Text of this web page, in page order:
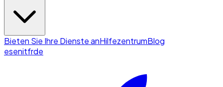
Bieten Sie Ihre Dienste anHilfezentrumBlog
esenitfrde